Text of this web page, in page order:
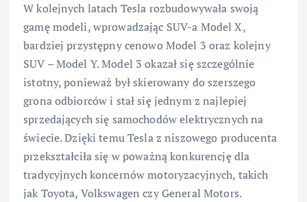
W kolejnych latach Tesla rozbudowywała swoją
gamę modeli, wprowadzając SUV-a Model X,
bardziej przystępny cenowo Model 3 oraz kolejny
SUV – Model Y. Model 3 okazał się szczególnie
istotny, ponieważ był skierowany do szerszego
grona odbiorców i stał się jednym z najlepiej
sprzedających się samochodów elektrycznych na
świecie. Dzięki temu Tesla z niszowego producenta
przekształciła się w poważną konkurencję dla
tradycyjnych koncernów motoryzacyjnych, takich
jak Toyota, Volkswagen czy General Motors.